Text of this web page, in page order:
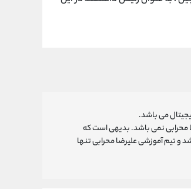
می باشد.
محرابی نمی باشد. بدیهی است که
تیم آموزشی علیرضا محرابی تنها